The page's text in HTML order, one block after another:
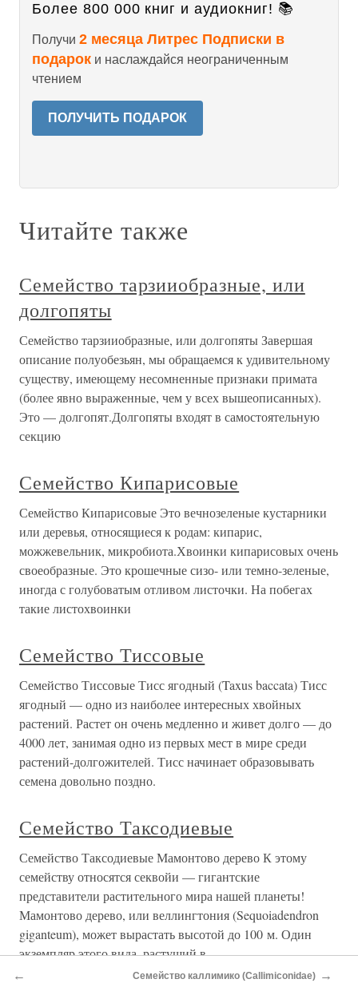
Более 800 000 книг и аудиокниг! 📚
Получи 2 месяца Литрес Подписки в
подарок и наслаждайся неограниченным
чтением
ПОЛУЧИТЬ ПОДАРОК
Читайте также
Семейство тарзииобразные, или
долгопяты
Семейство тарзииобразные, или долгопяты Завершая
описание полуобезьян, мы обращаемся к удивительному
существу, имеющему несомненные признаки примата
(более явно выраженные, чем у всех вышеописанных).
Это — долгопят.Долгопяты входят в самостоятельную
секцию
Семейство Кипарисовые
Семейство Кипарисовые Это вечнозеленые кустарники
или деревья, относящиеся к родам: кипарис,
можжевельник, микробиота.Хвоинки кипарисовых очень
своеобразные. Это крошечные сизо- или темно-зеленые,
иногда с голубоватым отливом листочки. На побегах
такие листохвоинки
Семейство Тиссовые
Семейство Тиссовые Тисс ягодный (Taxus baccata) Тисс
ягодный — одно из наиболее интересных хвойных
растений. Растет он очень медленно и живет долго — до
4000 лет, занимая одно из первых мест в мире среди
растений-долгожителей. Тисс начинает образовывать
семена довольно поздно.
Семейство Таксодиевые
Семейство Таксодиевые Мамонтово дерево К этому
семейству относятся секвойи — гигантские
представители растительного мира нашей планеты!
Мамонтово дерево, или веллингтония (Sequoiadendron
giganteum), может вырастать высотой до 100 м. Один
экземпляр этого вида, растущий в
← Семейство каллимико (Callimiconidae) →